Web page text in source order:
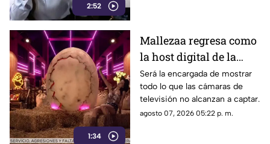
2:52
1:34
Mallezaa regresa como
la host digital de la
segunda temporada de
La Granja VIP
Será la encargada de mostrar
todo lo que las cámaras de
televisión no alcanzan a captar.
agosto 07, 2026 05:22 p. m.